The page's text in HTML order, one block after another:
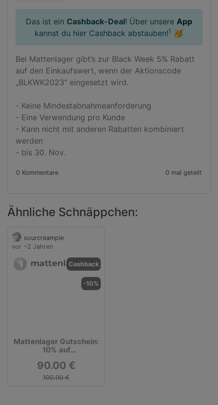
Das ist ein Cashback-Deal! Über unsere App
kannst du hier Cashback abstauben!1 🥳
Bei Mattenlager gibt’s zur Black Week 5% Rabatt
auf den Einkaufswert, wenn der Aktionscode
„BLKWK2023“ eingesetzt wird.
- Keine Mindestabnahmeanforderung
- Eine Verwendung pro Kunde
- Kann nicht mit anderen Rabatten kombiniert
werden
- bis 30. Nov.
0 Kommentare 0 mal geteilt
Ähnliche Schnäppchen:
sourcreampie
vor ~2 Jahren
Cashback
-10%
Mattenlager Gutschein:
10% auf
90.00 €
100.00 €